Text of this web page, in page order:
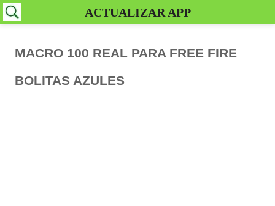
MACRO 100 REAL PARA FREE FIRE
BOLITAS AZULES
ACTUALIZAR APP